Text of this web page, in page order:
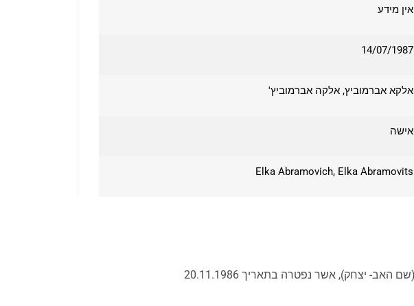
אין מידע
14/07/1987
אלקא אברמוביץ, אלקה אברמוביץ'
אישה
Elka Abramovich, Elka Abramovits
מופיע תיעוד לקברה של אלקה אברמוביץ (שם האב- יצחק), אשר נפטרה בתאריך 20.11.1986